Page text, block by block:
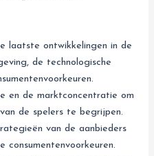
laatste ontwikkelingen in de
de technologische
en de marktconcentratie om
de spelers te begrijpen.
van de aanbieders
consumentenvoorkeuren.